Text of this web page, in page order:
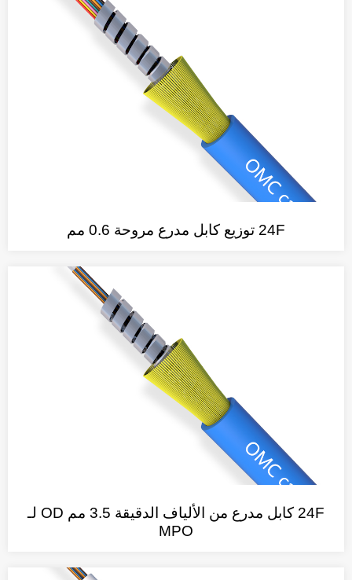
24F توزيع كابل مدرع مروحة 0.6 مم
24F كابل مدرع من الألياف الدقيقة 3.5 مم OD لـ
MPO